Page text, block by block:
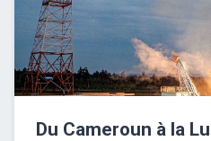
Du Cameroun à la